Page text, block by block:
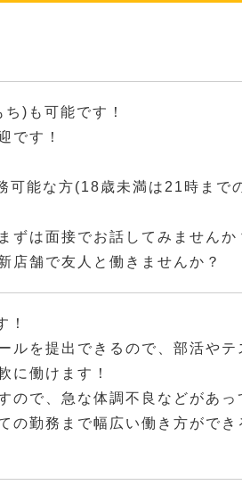
)も可能です！
です！
可能な方(18歳未満は21時まで
ずは面接でお話してみませんか
店舗で友人と働きませんか？
！
ルを提出できるので、部活や
に働けます！
ので、急な体調不良などがあっ
の勤務まで幅広い働き方がで